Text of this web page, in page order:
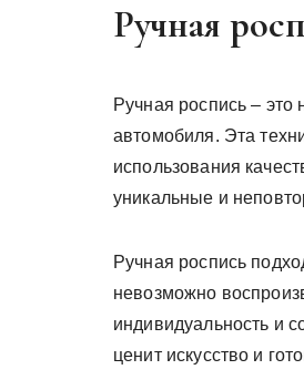
Ручная
Ручная роспись – это
автомобиля. Эта
использования
уникальные и
Ручная роспись
невозможно
индивидуальность и
ценит искусство и